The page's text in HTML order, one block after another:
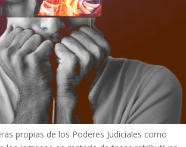
propias de los Poderes Judiciales como